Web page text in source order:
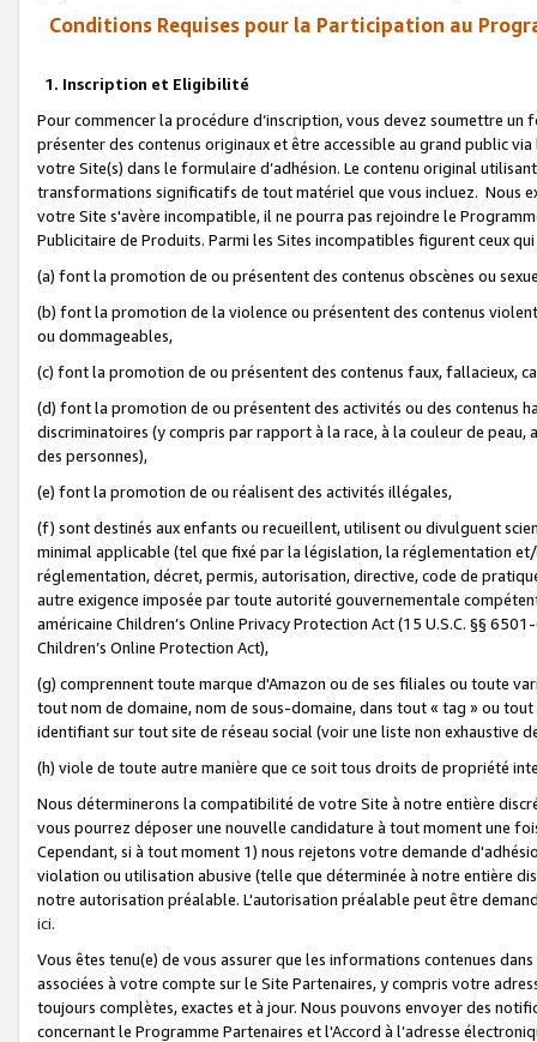
Conditions Requises pour la Participation au
1. Inscription et Eligibilité
Pour commencer la procédure d’inscription, vous devez soumettre
présenter des contenus originaux et être accessible au grand public
votre Site(s) dans le formulaire d’adhésion. Le contenu original
transformations significatifs de tout matériel que vous incluez. Nous
votre Site s'avère incompatible, il ne pourra pas rejoindre le
Publicitaire de Produits. Parmi les Sites incompatibles figurent ceux
(a) font la promotion de ou présentent des contenus obscènes ou
(b) font la promotion de la violence ou présentent des contenus
ou dommageables,
(c) font la promotion de ou présentent des contenus faux, fallacieux,
(d) font la promotion de ou présentent des activités ou des contenus
discriminatoires (y compris par rapport à la race, à la couleur de
des personnes),
(e) font la promotion de ou réalisent des activités illégales,
(f) sont destinés aux enfants ou recueillent, utilisent ou divulguent
minimal applicable (tel que fixé par la législation, la réglementation
réglementation, décret, permis, autorisation, directive, code de
autre exigence imposée par toute autorité gouvernementale
américaine Children’s Online Privacy Protection Act (15 U.S.C. §§
Children’s Online Protection Act),
(g) comprennent toute marque d'Amazon ou de ses filiales ou toute
tout nom de domaine, nom de sous-domaine, dans tout « tag » ou
identifiant sur tout site de réseau social (voir une liste non exhaustive
(h) viole de toute autre manière que ce soit tous droits de propriété
Nous déterminerons la compatibilité de votre Site à notre entière
vous pourrez déposer une nouvelle candidature à tout moment une
Cependant, si à tout moment 1) nous rejetons votre demande
violation ou utilisation abusive (telle que déterminée à notre entière
notre autorisation préalable. L'autorisation préalable peut être
ici.
Vous êtes tenu(e) de vous assurer que les informations contenues
associées à votre compte sur le Site Partenaires, y compris votre
toujours complètes, exactes et à jour. Nous pouvons envoyer des
concernant le Programme Partenaires et l'Accord à l’adresse